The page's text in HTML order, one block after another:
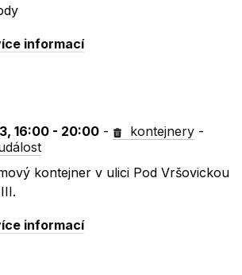
informací
16:00 - 20:00 - kontejnery -
kontejner v ulici Pod Vršovickou
informací